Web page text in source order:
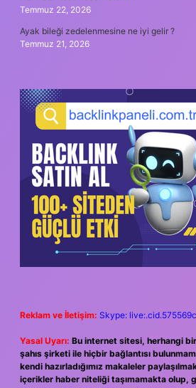
Temmuz 22, 2026
Ayak bileği zedelenmesine ne iyi gelir ?
Temmuz 21, 2026
Reklam ve İletişim: Skype:
Yasal Uyarı: Bu internet sitesi, herhangi
şahıs şirketi ile hiçbir bağlantısı
kendi hazırladığımız makaleler
içerikler haber niteliği taşımamakta olup,